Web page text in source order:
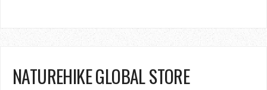
NATUREHIKE GLOBAL STORE